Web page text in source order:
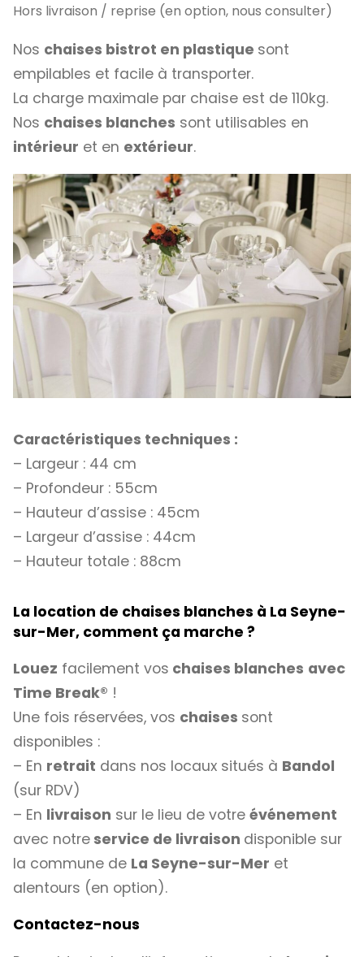
Hors livraison / reprise (en option, nous consulter)
Nos chaises bistrot en plastique sont
empilables et facile à transporter.
La charge maximale par chaise est de 110kg.
Nos chaises blanches sont utilisables en
intérieur et en extérieur.
Caractéristiques techniques :
– Largeur : 44 cm
– Profondeur : 55cm
– Hauteur d’assise : 45cm
– Largeur d’assise : 44cm
– Hauteur totale : 88cm
La location de chaises blanches à La Seyne-
sur-Mer, comment ça marche ?
Louez facilement vos chaises blanches avec
Time Break® !
Une fois réservées, vos chaises sont
disponibles :
– En retrait dans nos locaux situés à Bandol
(sur RDV)
– En livraison sur le lieu de votre événement
avec notre service de livraison disponible sur
la commune de La Seyne-sur-Mer et
alentours (en option).
Contactez-nous